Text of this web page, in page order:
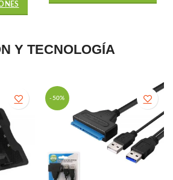
precios:
desde
S/104.90
Y TECNOLOGÍA
-50%